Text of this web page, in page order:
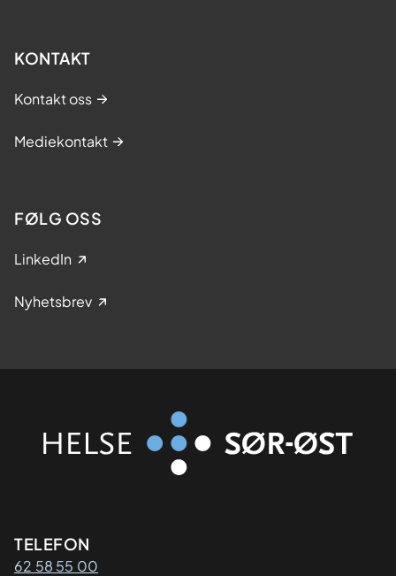
KONTAKT
Kontakt oss
Mediekontakt
FØLG OSS
LinkedIn
Nyhetsbrev
Kontaktinformasjon
TELEFON
62 58 55 00